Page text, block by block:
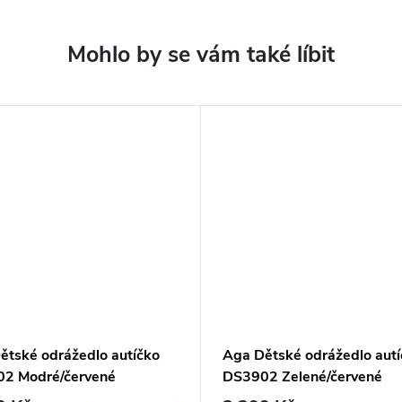
odrážedlo autíčko
Modré/červené
Aga Dětské odrážedlo
DS3902 Zelené/červené